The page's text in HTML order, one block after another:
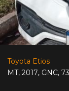
Toyota Etios
MT, 2017, GNC,